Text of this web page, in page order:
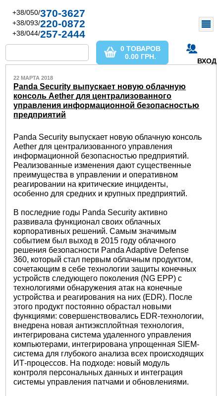
+38/050/370-3627
+38/093/220-0872
+38/044/257-2444
ВХОД
0 ТОВАРОВ
0.00 ГРН.
22 МАРТА 2018
Panda Security выпускает новую облачную
консоль Aether для централизованного
управления информационной безопасностью
предприятий
Panda Security выпускает новую облачную консоль
Aether для централизованного управления
информационной безопасностью предприятий.
Реализованные изменения дают существенные
преимущества в управлении и оперативном
реагировании на критические инциденты,
особенно для средних и крупных предприятий.
В последние годы Panda Security активно
развивала функционал своих облачных
корпоративных решений. Самым значимым
событием был выход в 2015 году облачного
решения безопасности Panda Adaptive Defense
360, который стал первым облачным продуктом,
сочетающим в себе технологии защиты конечных
устройств следующего поколения (NG EPP) с
технологиями обнаружения атак на конечные
устройства и реагирования на них (EDR). После
этого продукт постоянно обрастал новыми
функциями: совершенствовались EDR-технологии,
внедрена новая антиэксплойтная технология,
интегрирована система удаленного управления
компьютерами, интегрирована упрощенная SIEM-
система для глубокого анализа всех происходящих
ИТ-процессов. На подходе: новый модуль
контроля персональных данных и интеграция
системы управления патчами и обновлениями.